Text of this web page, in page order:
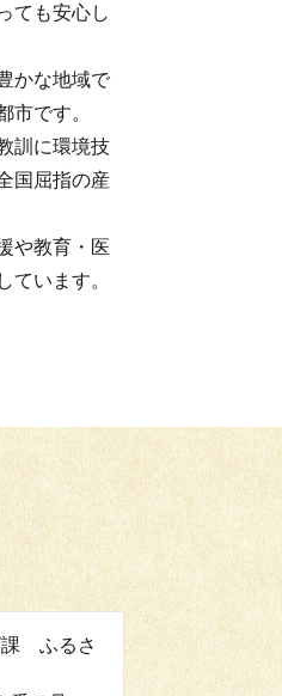
ても安心し
かな地域で
市です。
訓に環境技
国屈指の産
や教育・医
ています。
課 ふるさ